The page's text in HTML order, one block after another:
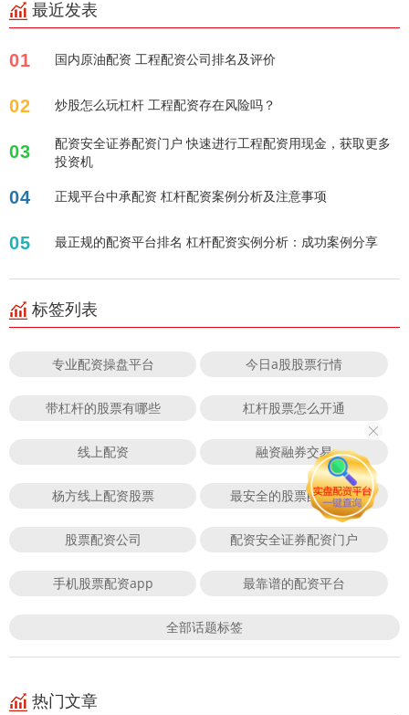
最近发表
01 国内原油配资 工程配资公司排名及评价
02 炒股怎么玩杠杆 工程配资存在风险吗？
03
配资安全证券配资门户 快速进行工程配资用现金，获取更多
投资机
04 正规平台中承配资 杠杆配资案例分析及注意事项
05 最正规的配资平台排名 杠杆配资实例分析：成功案例分享
标签列表
专业配资操盘平台 今日a股股票行情
带杠杆的股票有哪些 杠杆股票怎么开通
线上配资 融资融券交易
杨方线上配资股票 最安全的股票配资平台
股票配资公司 配资安全证券配资门户
手机股票配资app 最靠谱的配资平台
全部话题标签
热门文章